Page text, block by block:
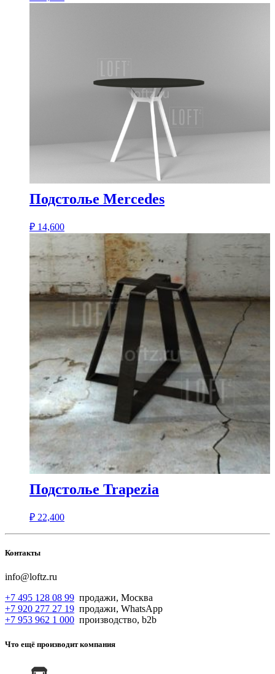
Подстолье Mercedes
₽ 14,600
Подстолье Trapezia
₽ 22,400
Контакты
info@loftz.ru
+7 495 128 08 99 продажи, Москва
+7 920 277 27 19 продажи, WhatsApp
+7 953 962 1 000 производство, b2b
Что ещё производит компания